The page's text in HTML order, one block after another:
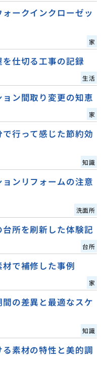
ークインクローゼッ
家
仕切る工事の記録
生活
ン間取り変更の知恵
家
行って感じた節約効
知識
ンリフォームの注意
洗面所
所を刷新した体験記
台所
で補修した事例
家
の差異と最適なスケ
知識
素材の特性と美的調